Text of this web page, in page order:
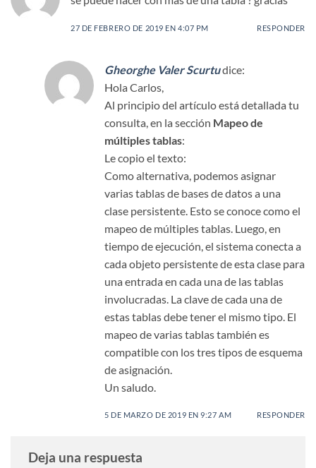
27 DE FEBRERO DE 2019 EN 4:07 PM RESPONDER
Gheorghe Valer Scurtudice:
Hola Carlos,
Al principio del artículo está detallada tu
consulta, en la sección Mapeo de
múltiples tablas:
Le copio el texto:
Como alternativa, podemos asignar
varias tablas de bases de datos a una
clase persistente. Esto se conoce como el
mapeo de múltiples tablas. Luego, en
tiempo de ejecución, el sistema conecta a
cada objeto persistente de esta clase para
una entrada en cada una de las tablas
involucradas. La clave de cada una de
estas tablas debe tener el mismo tipo. El
mapeo de varias tablas también es
compatible con los tres tipos de esquema
de asignación.
Un saludo.
5 DE MARZO DE 2019 EN 9:27 AM RESPONDER
Deja una respuesta